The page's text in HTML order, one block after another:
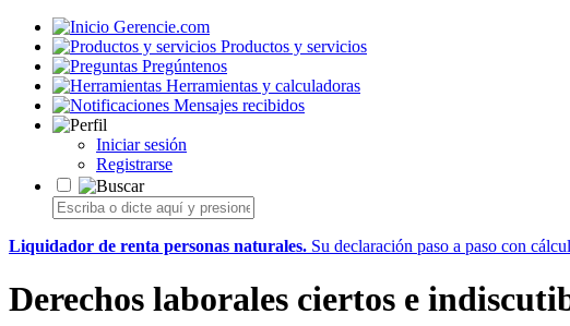
Gerencie.com
Productos y servicios
Pregúntenos
Herramientas y calculadoras
Mensajes recibidos
Iniciar sesión
Registrarse
Liquidador de renta personas naturales. Su declaración paso a paso con
Derechos laborales ciertos e